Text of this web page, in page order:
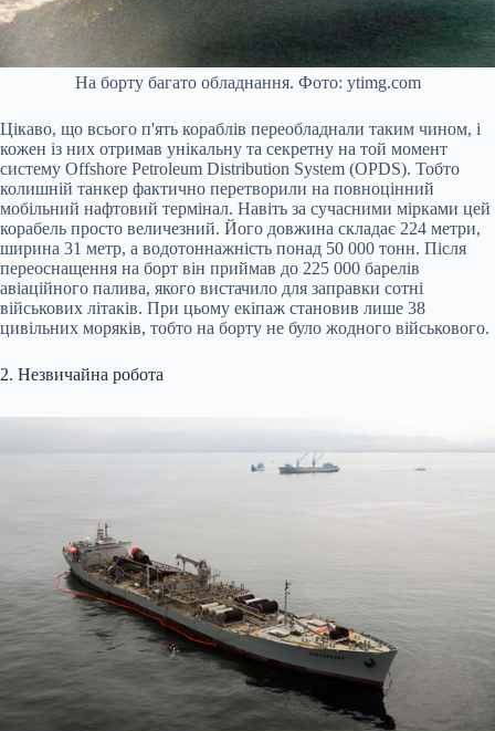
На борту багато обладнання. Фото: ytimg.com
Цікаво, що всього п'ять кораблів переобладнали таким чином, і
кожен із них отримав унікальну та секретну на той момент
систему Offshore Petroleum Distribution System (OPDS). Тобто
колишній танкер фактично перетворили на повноцінний
мобільний нафтовий термінал. Навіть за сучасними мірками цей
корабель просто величезний. Його довжина складає 224 метри,
ширина 31 метр, а водотоннажність понад 50 000 тонн. Після
переоснащення на борт він приймав до 225 000 барелів
авіаційного палива, якого вистачило для заправки сотні
військових літаків. При цьому екіпаж становив лише 38
цивільних моряків, тобто на борту не було жодного військового.
2. Незвичайна робота